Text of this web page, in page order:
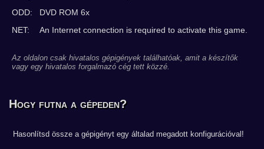
ODD:
DVD ROM 6x
NET:
An Internet connection is required to activate this game.
Az oldalon csak hivatalos gépigények találhatóak, amit a készítők
vagy egy hivatalos forgalmazó cég tett közzé.
Hogy futna a gépeden?
Hasonlítsd össze a gépigényt egy általad megadott konfigurációval!